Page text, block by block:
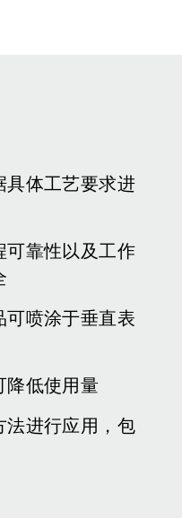
具体工艺要求进
可靠性以及工作
可喷涂于垂直表
降低使用量
法进行应用，包